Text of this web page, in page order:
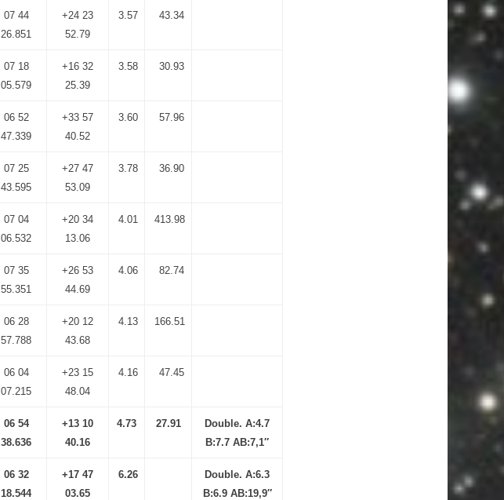
07 44
26.851
+24 23
52.79
3.57 43.34
07 18
05.579
+16 32
25.39
3.58 30.93
06 52
47.339
+33 57
40.52
3.60 57.96
07 25
43.595
+27 47
53.09
3.78 36.90
07 04
06.532
+20 34
13.06
4.01 413.98
07 35
55.351
+26 53
44.69
4.06 82.74
06 28
57.788
+20 12
43.68
4.13 166.51
06 04
07.215
+23 15
48.04
4.16 47.45
06 54
38.636
+13 10
40.16
4.73 27.91
Double. A:4.7
B:7.7 AB:7,1″
06 32
18.544
+17 47
03.65
6.26
Double. A:6.3
B:6.9 AB:19,9″